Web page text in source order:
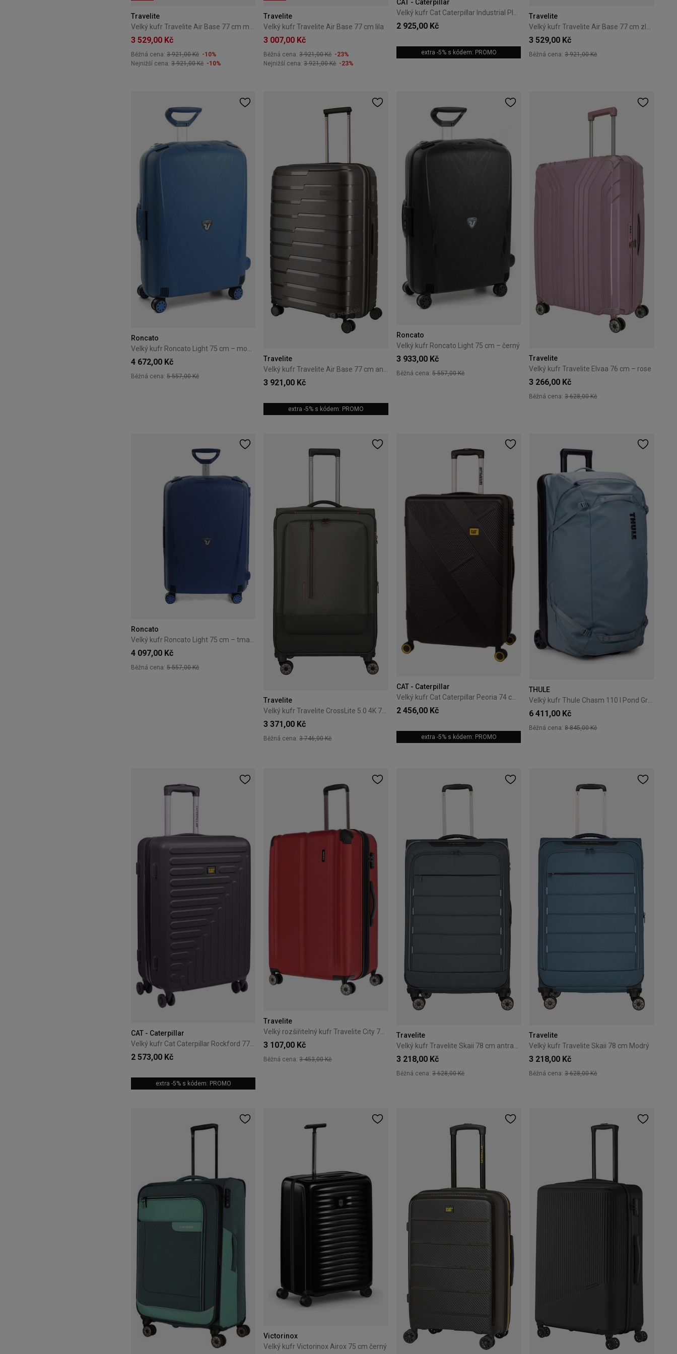
Travelite
Velký kufr Travelite Air Base 77 cm modrý
3 529,00 Kč
Běžná cena: 3 921,00 Kč -10%
Nejnižší cena: 3 921,00 Kč -10%
Travelite
Velký kufr Travelite Air Base 77 cm lila
3 007,00 Kč
Běžná cena:3 921,00 Kč -23%
Nejnižší cena:3 921,00 Kč -23%
CAT - Caterpillar
2 925,00 Kč
extra -5% s kódem: PROMO
Travelite
Velký kufr Travelite Air Base 77 cm zlatý
3 529,00 Kč
Běžná cena:3 921,00 Kč
Roncato
Velký kufr Roncato Light 75 cm – modrý
4 672,00 Kč
Běžná cena: 5 557,00 Kč
Travelite
3 921,00 Kč
extra -5% s kódem: PROMO
Roncato
Velký kufr Roncato Light 75 cm – černý
3 933,00 Kč
Běžná cena: 5 557,00 Kč
Travelite
Velký kufr Travelite Elvaa 76 cm – rose
3 266,00 Kč
Běžná cena:3 628,00 Kč
Roncato
4 097,00 Kč
Běžná cena: 5 557,00 Kč
Travelite
3 371,00 Kč
Běžná cena:3 746,00 Kč
CAT - Caterpillar
Velký kufr Cat Caterpillar Peoria 74 cm Black/Yellow
2 456,00 Kč
extra -5% s kódem: PROMO
THULE
6 411,00 Kč
Běžná cena:8 845,00 Kč
CAT - Caterpillar
2 573,00 Kč
extra -5% s kódem: PROMO
Travelite
3 107,00 Kč
Běžná cena:3 453,00 Kč
Travelite
Velký kufr Travelite Skaii 78 cm antracitový
3 218,00 Kč
Běžná cena: 3 628,00 Kč
Travelite
Velký kufr Travelite Skaii 78 cm Modrý
3 218,00 Kč
Běžná cena:3 628,00 Kč
Victorinox
Velký kufr Victorinox Airox 75 cm černý